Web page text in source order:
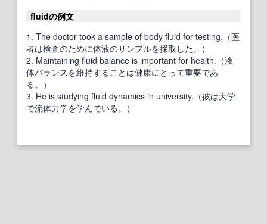
fluidの例文
1. The doctor took a sample of body fluid for testing.（医
者は検査のために体液のサンプルを採取した。）
2. Maintaining fluid balance is important for health.（液
体バランスを維持することは健康にとって重要であ
る。）
3. He is studying fluid dynamics in university.（彼は大学
で流体力学を学んでいる。）